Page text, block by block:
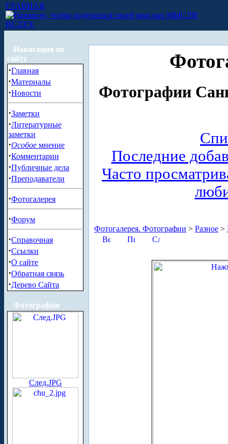
ГЛАВНАЯ
МЫСЛИ
ВСЛУХ
Навигация по
сайту
·Главная
·Материалы
·Новости
·Заметки
·Литературные
заметки
·Особое мнение
·Комментарии
·Публичные дела
·Преподаватели
·Фотогалерея
·Форум
·Справочная
·Ссылки
·О сайте
·Обратная связь
·Дерево Сайта
Фотографии
След.JPG
Фотографии
Последние
Часто
Фотогалерея. Фотографии > Разное >